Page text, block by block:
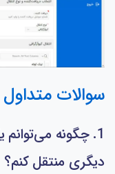
سوالات متداول
1. چگونه
دیگری منتقل کنم؟